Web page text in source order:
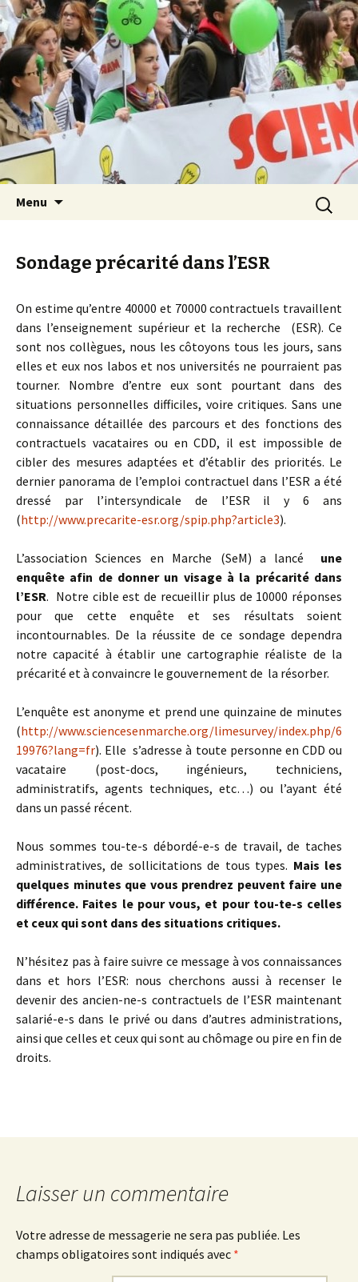
Les Sciences sont notre avenir
Menu
Sondage précarité dans l’ESR
On estime qu’entre 40000 et 70000 contractuels travaillent
dans l’enseignement supérieur et la recherche (ESR). Ce
sont nos collègues, nous les côtoyons tous les jours, sans
elles et eux nos labos et nos universités ne pourraient pas
tourner. Nombre d’entre eux sont pourtant dans des
situations personnelles difficiles, voire critiques. Sans une
connaissance détaillée des parcours et des fonctions des
contractuels vacataires ou en CDD, il est impossible de
cibler des mesures adaptées et d’établir des priorités. Le
dernier panorama de l’emploi contractuel dans l’ESR a été
dressé par l’intersyndicale de l’ESR il y 6 ans
(http://www.precarite-esr.org/spip.php?article3).
L’association Sciences en Marche (SeM) a lancé une
enquête afin de donner un visage à la précarité dans
l’ESR. Notre cible est de recueillir plus de 10000 réponses
pour que cette enquête et ses résultats soient
incontournables. De la réussite de ce sondage dependra
notre capacité à établir une cartographie réaliste de la
précarité et à convaincre le gouvernement de la résorber.
L’enquête est anonyme et prend une quinzaine de minutes
(http://www.sciencesenmarche.org/limesurvey/index.php/6
19976?lang=fr). Elle s’adresse à toute personne en CDD ou
vacataire (post-docs, ingénieurs, techniciens,
administratifs, agents techniques, etc…) ou l’ayant été
dans un passé récent.
Nous sommes tou-te-s débordé-e-s de travail, de taches
administratives, de sollicitations de tous types. Mais les
quelques minutes que vous prendrez peuvent faire une
différence. Faites le pour vous, et pour tou-te-s celles
et ceux qui sont dans des situations critiques.
N’hésitez pas à faire suivre ce message à vos connaissances
dans et hors l’ESR: nous cherchons aussi à recenser le
devenir des ancien-ne-s contractuels de l’ESR maintenant
salarié-e-s dans le privé ou dans d’autres administrations,
ainsi que celles et ceux qui sont au chômage ou pire en fin de
droits.
Laisser un commentaire
Votre adresse de messagerie ne sera pas publiée. Les
champs obligatoires sont indiqués avec *